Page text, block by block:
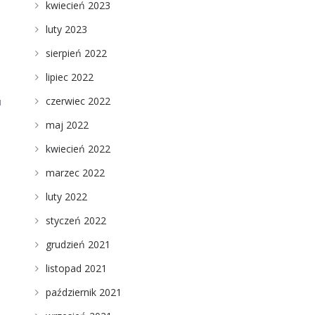
kwiecień 2023
luty 2023
sierpień 2022
lipiec 2022
czerwiec 2022
maj 2022
kwiecień 2022
marzec 2022
luty 2022
styczeń 2022
grudzień 2021
listopad 2021
październik 2021